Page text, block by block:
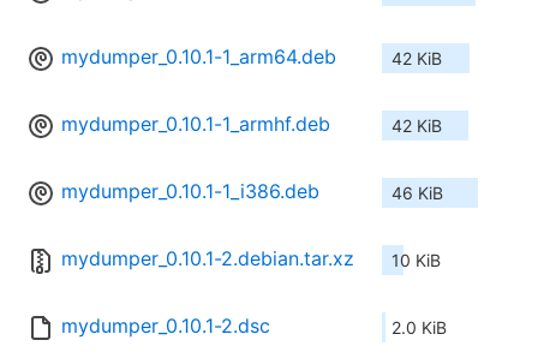
mydumper_0.10.1-1_arm64.deb 42 KiB
mydumper_0.10.1-1_armhf.deb 42 KiB
mydumper_0.10.1-1_i386.deb 46 KiB
mydumper_0.10.1-2.debian.tar.xz 10 KiB
mydumper_0.10.1-2.dsc 2.0 KiB